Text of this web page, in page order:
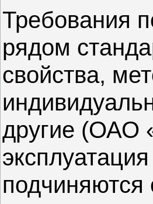
Требования
рядом
свойства,
другие (ОАО